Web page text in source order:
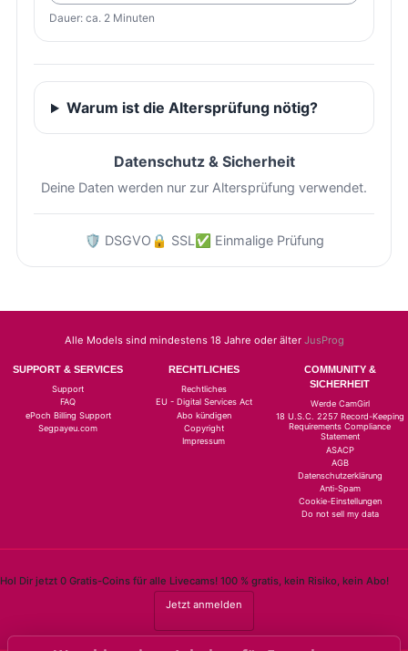
Dauer: ca. 2 Minuten
Warum ist die Altersprüfung nötig?
Datenschutz & Sicherheit
Deine Daten werden nur zur Altersprüfung verwendet.
🛡️ DSGVO 🔒 SSL ✅ Einmalige Prüfung
Alle Models sind mindestens 18 Jahre oder älter JusProg
SUPPORT & SERVICES
Support
FAQ
ePoch Billing Support
Segpayeu.com
RECHTLICHES
Rechtliches
EU - Digital Services Act
Abo kündigen
Copyright
Impressum
COMMUNITY &
SICHERHEIT
Werde CamGirl
18 U.S.C. 2257 Record-Keeping
Requirements Compliance
Statement
ASACP
AGB
Datenschutzerklärung
Anti-Spam
Cookie-Einstellungen
Do not sell my data
Hol Dir jetzt 0 Gratis-Coins für alle Livecams! 100 % gratis, kein Risiko, kein Abo!
Jetzt anmelden